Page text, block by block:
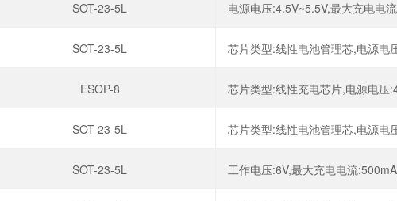
SOT-23-5L
SOT-23-5L
ESOP-8
SOT-23-5L
SOT-23-5L